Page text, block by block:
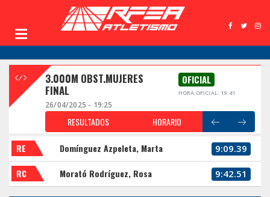
3.000M OBST.MUJERES
FINAL
OFICIAL
HORA OFICIAL: 19:41
26/04/2025 - 19:25
RESULTADOS HORARIO
RE Domínguez Azpeleta, Marta 9:09.39
RC Morató Rodríguez, Rosa 9:42.51